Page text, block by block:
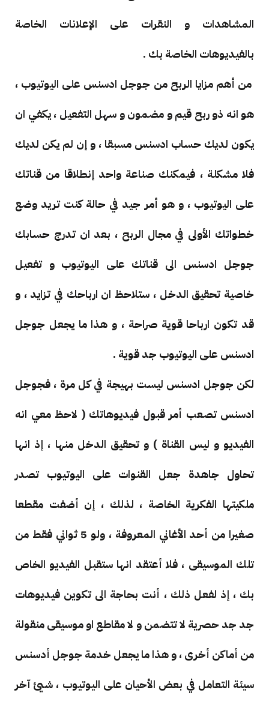
المشاهدات و النقرات على الإعلانات الخاصة
بالفيديوهات الخاصة بك .
من أهم مزايا الربح من جوجل ادسنس على اليوتيوب ،
هو انه ذو ربح قيم و مضمون و سهل التفعيل ، يكفي ان
يكون لديك حساب ادسنس مسبقا ، و إن لم يكن لديك
فلا مشكلة ، فيمكنك صناعة واحد إنطلاقا من قناتك
على اليوتيوب ، و هو أمر جيد في حالة كنت تريد وضع
خطواتك الأولى في مجال الربح ، بعد ان تدرج حسابك
جوجل ادسنس الى قناتك على اليوتيوب و تفعيل
خاصية تحقيق الدخل ، ستلاحظ ان ارباحك في تزايد ، و
قد تكون ارباحا قوية صراحة ، و هذا ما يجعل جوجل
ادسنس على اليوتيوب جد قوية .
لكن جوجل ادسنس ليست بهيجة في كل مرة ، فجوجل
ادسنس تصعب أمر قبول فيديوهاتك ( لاحظ معي انه
الفيديو و ليس القناة ) و تحقيق الدخل منها ، إذ انها
تحاول جاهدة جعل القنوات على اليوتيوب تصدر
ملكيتها الفكرية الخاصة ، لذلك ، إن أضفت مقطعا
صغيرا من أحد الأغاني المعروفة ، ولو 5 ثواني فقط من
تلك الموسيقى ، فلا أعتقد انها ستقبل الفيديو الخاص
بك ، إذ لفعل ذلك ، أنت بحاجة الى تكوين فيديوهات
جد جد حصرية لا تتضمن و لا مقاطع او موسيقى منقولة
من أماكن أخرى ، و هذا ما يجعل خدمة جوجل أدسنس
سيئة التعامل في بعض الأحيان على اليوتيوب ، شيئ آخر